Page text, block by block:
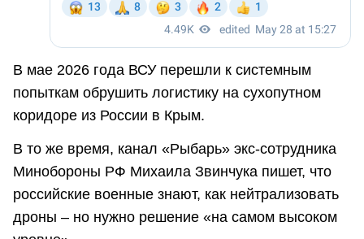
В мае 2026 года ВСУ перешли к системным
попыткам обрушить логистику на сухопутном
коридоре из России в Крым.
В то же время, канал «Рыбарь» экс-сотрудника
Минобороны РФ Михаила Звинчука пишет, что
российские военные знают, как нейтрализовать
дроны – но нужно решение «на самом высоком